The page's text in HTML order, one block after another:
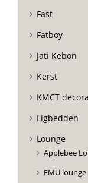
Fast
Fatboy
Jati Kebon
Kerst
KMCT
Ligbedden
Lounge
Applebee
EMU lounge